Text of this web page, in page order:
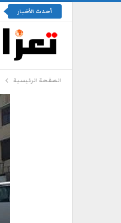
أحدث الأخبار
الصفحة الرئيسية